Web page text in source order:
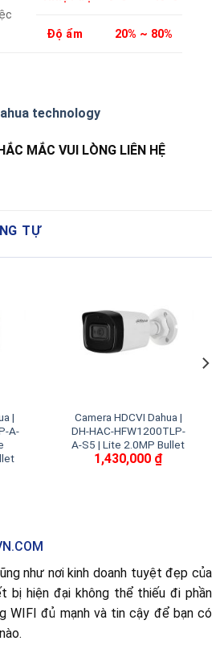
Độ ẩm 20% ~ 80%
technology
MẮC VUI LÒNG LIÊN HỆ
TỰ
|
A-
Camera HDCVI Dahua |
DH-HAC-HFW1200TLP-
A-S5 | Lite 2.0MP Bullet
1,430,000 ₫
như nơi kinh doanh tuyệt đẹp của
bị hiện đại không thể thiếu đi phần
WIFI đủ mạnh và tin cậy để bạn có